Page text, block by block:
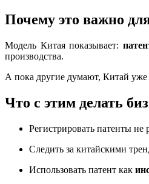
Почему это важно
Модель Китая показывает:
производства.
А пока другие думают, Китай уже
Что с этим делать
Регистрировать патенты не
Следить за китайскими
Использовать патент как